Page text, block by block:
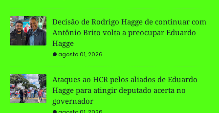
Decisão de Rodrigo Hagge de continuar com
Antônio Brito volta a preocupar Eduardo
Hagge
agosto 01, 2026
Ataques ao HCR pelos aliados de Eduardo
Hagge para atingir deputado acerta no
governador